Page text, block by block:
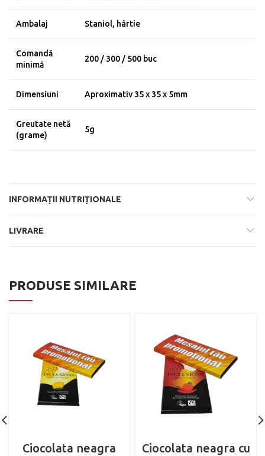
Ambalaj Staniol, hârtie
Comandă
minimă
200 / 300 / 500 buc
Dimensiuni Aproximativ 35 x 35 x 5mm
Greutate netă
(grame)
5g
INFORMAȚII NUTRIȚIONALE
LIVRARE
PRODUSE SIMILARE
Ciocolata neagra
Ciocolata neagra cu